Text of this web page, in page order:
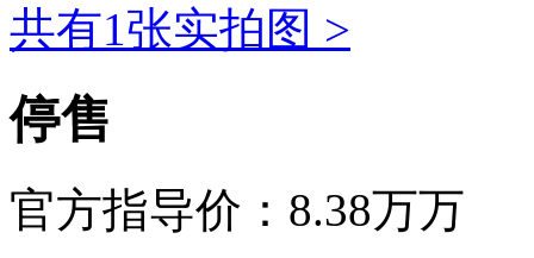
共有1张实拍图 >
停售
官方指导价： 8.38万万